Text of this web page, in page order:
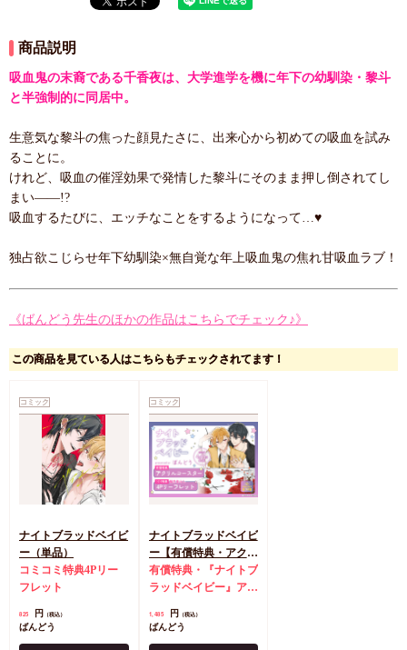
商品説明
吸血鬼の末裔である千香夜は、大学進学を機に年下の幼馴染・黎斗
と半強制的に同居中。
生意気な黎斗の焦った顔見たさに、出来心から初めての吸血を試み
ることに。
けれど、吸血の催淫効果で発情した黎斗にそのまま押し倒されてし
まい――!?
吸血するたびに、エッチなことをするようになって…♥
独占欲こじらせ年下幼馴染×無自覚な年上吸血鬼の焦れ甘吸血ラブ！
《ばんどう先生のほかの作品はこちらでチェック♪》
この商品を見ている人はこちらもチェックされてます！
コミック
ナイトブラッドベイビ
ー（単品）
コミコミ特典4Pリー
フレット
825 円 （税込）
ばんどう
コミック
ナイトブラッドベイビ
ー【有償特典・アクリ
ルコースター】
有償特典・『ナイトブ
ラッドベイビー』アク
コミ特典4Pリーフレ
1,485 円 （税込）
ばんどう